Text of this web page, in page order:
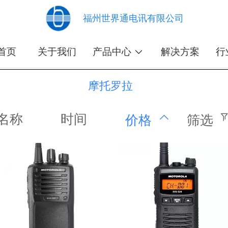
福州世界通电讯有限公司
页 关于我们 产品中心 解决方案 行
摩托罗拉
称 时间 价格 筛选